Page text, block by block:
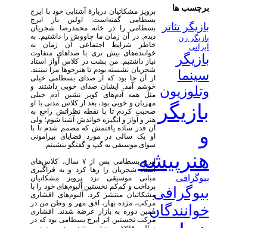
پرویز مشکاتیان دربارهٔ آشنایی خود با ایرج
بسطامی گفته‌است: اولین بار ایرج
بسطامی را در خانه محمدرضا شجریان
دیدم. در آن زمان ما چاووش را داشتیم. به
خاطر شرایط اجتماعی آن زمان به
خواننده‌های بیش تری با صداهای متفاوت
نیاز داشتیم. من پشت در کلاس آواز استاد
شجریان نشسته بودم تا هنرجوها مرا نبینند.
از آن جا بود که از صدای بسطامی خیلی
خوشم آمد. ایشان صدای خوبی داشتند و
مثل همه آدم‌های کویر نشین آدم خیلی
مهربان و خوبی بود، بعد از کلاس مدتی با او
صحبت کردم تا با نقطه نظراتش راجع به
هنر و آواز و انگیزه خواندش آشنا شوم؛ ولی
آن قدر ساده یافتمش که مصمم شدم تا با
او یک سالی در مورد قضایای پیرامونی
سوای موسیقی به گپ و گفتگو بنشینم.
ایرج بسطامی پس از ۷ سال، کلاس‌های
استاد شجریان را رها کرد و به فراگیری
مبانی موسیقی نزد پرویز مشکاتیان
پرداخت و کم‌کم نخستین آلبوم‌های خود را با
مشکاتیان منتشر کرد. آلبوم‌های افشاری
مرکب، مژده بهار، افق مهر و وطن من در
همین دوره به بازار عرضه شدند. افشاری
مرکب نخستین اثر ایرج بسطامی بود که در
برچسب ها
بازیگر تئاتر
بازیگر زن
ایرانی
بازیگر
سینما
وتلوزیون
بازیگر
و
هنرپیشه
بیوگرافی
بیوگرافی
خوانندگان